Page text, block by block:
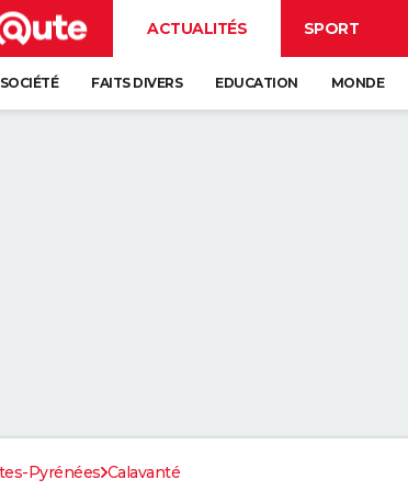
ACTUALITÉS SPORT
SOCIÉTÉ FAITS DIVERS EDUCATION MONDE
Pyrénées Calavanté